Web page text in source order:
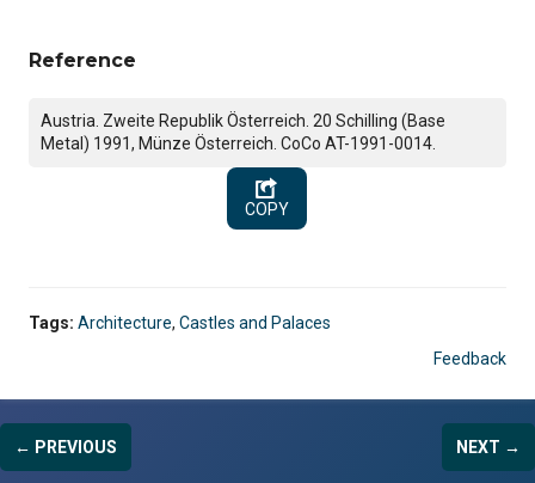
Reference
Austria. Zweite Republik Österreich. 20 Schilling (Base
Metal) 1991, Münze Österreich. CoCo AT-1991-0014.
COPY
Tags: Architecture, Castles and Palaces
Feedback
← PREVIOUS NEXT →